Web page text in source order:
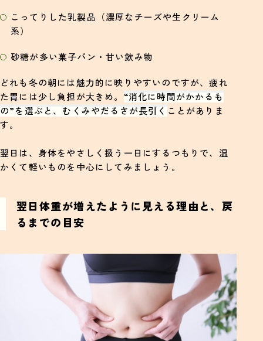
こってりした乳製品（濃厚なチーズや生クリーム
系）
砂糖が多い菓子パン・甘い飲み物
どれも冬の朝には魅力的に映りやすいのですが、疲れ
た胃には少し負担が大きめ。 “消化に時間がかかるも
の”を選ぶと、むくみやだるさが長引く ことがありま
す。
翌日は、身体をやさしく扱う一日にするつもりで、温
かくて軽いものを中心にしてみましょう。
翌日体重が増えたように見える理由と、戻
るまでの目安